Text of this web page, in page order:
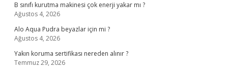
B sınıfı kurutma makinesi çok enerji yakar mı ?
Ağustos 4, 2026
Alo Aqua Pudra beyazlar için mi ?
Ağustos 4, 2026
Yakın koruma sertifikası nereden alınır ?
Temmuz 29, 2026